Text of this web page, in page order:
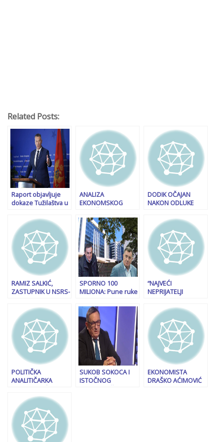
Related Posts:
Raport objavljuje
dokaze Tužilaštva u
Nešića: ‘Range
Roverom mu pred
hotel dovezli
130.000 KM’. Pojavio
se novi svjedok…
ANALIZA
EKONOMSKOG
Minimalna plaća
povećana za 381
KM, ali troškovi
doprinosa rastu za
304 KM
DODIK OČAJAN
NAKON ODLUKE
PREDSTAVNIKA:
“Interesantno je da
EU ćuti…”
RAMIZ SALKIĆ,
ZASTUPNIK U NSRS-
predstavnika da u
skladu sa svojim
mandatom i ranijim
odlukama Ustavnog
suda Bosne i
Hercegovine poništi
zaključak…”
SPORNO 100
MILIONA: Pune ruke
borbu protiv
korupcije
“NAJVEĆI
NEPRIJATELJI
SU DODIK I VUČIĆ…”:
Burne reakcije na
društvenim
mrežama nakon
istupa predsjednika
bh. entiteta RS…
POLITIČKA
ANALITIČARKA
smo u nekoliko
navrata situaciju da
političko
rukovodstvo ne
priznaje visokog
predstavnika…”
SUKOB SOKOCA I
ISTOČNOG
EKONOMISTA
DRAŠKO AĆIMOVIĆ